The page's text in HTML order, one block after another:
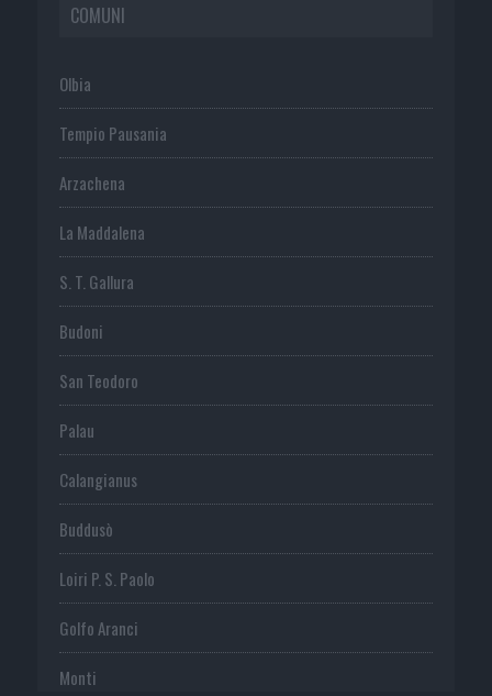
COMUNI
Olbia
Tempio Pausania
Arzachena
La Maddalena
S. T. Gallura
Budoni
San Teodoro
Palau
Calangianus
Buddusò
Loiri P. S. Paolo
Golfo Aranci
Monti